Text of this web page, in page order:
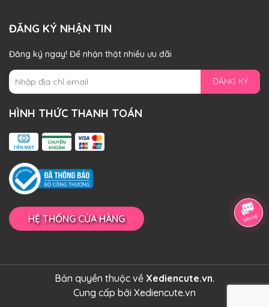
ĐĂNG KÝ NHẬN TIN
Đăng ký ngay! Để nhận thật nhiều ưu đãi
ĐĂNG KÝ
HÌNH THỨC THANH TOÁN
HỆ THỐNG CỬA HÀNG
Bản quyền thuộc về Xediencute.vn.
Cung cấp bởi Xediencute.vn